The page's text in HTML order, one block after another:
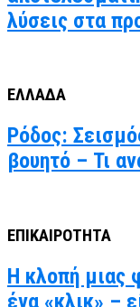
λύσεις στα
ΕΛΛΑΔΑ
Ρόδος:
βουητό – Τι
ΕΠΙΚΑΙΡΟΤΗΤΑ
Η κλοπή μιας
ένα «κλικ» –